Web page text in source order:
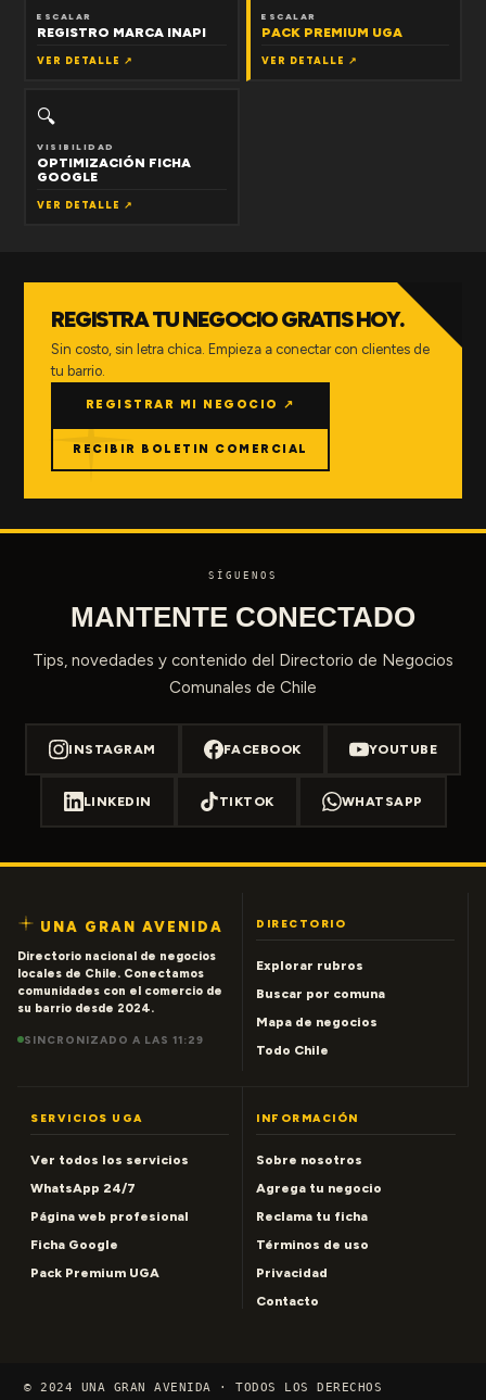
ESCALAR
REGISTRO MARCA INAPI
VER DETALLE ↗
ESCALAR
PACK PREMIUM UGA
VER DETALLE ↗
🔍
VISIBILIDAD
OPTIMIZACIÓN FICHA
GOOGLE
VER DETALLE ↗
REGISTRA TU NEGOCIO GRATIS HOY.
Sin costo, sin letra chica. Empieza a conectar con clientes de
tu barrio.
REGISTRAR MI NEGOCIO ↗
RECIBIR BOLETIN COMERCIAL
SÍGUENOS
MANTENTE CONECTADO
Tips, novedades y contenido del Directorio de Negocios
Comunales de Chile
INSTAGRAM FACEBOOK YOUTUBE
LINKEDIN TIKTOK WHATSAPP
UNA GRAN AVENIDA
Directorio nacional de negocios
locales de Chile. Conectamos
comunidades con el comercio de
su barrio desde 2024.
SINCRONIZADO A LAS 11:29
DIRECTORIO
Explorar rubros
Buscar por comuna
Mapa de negocios
Todo Chile
SERVICIOS UGA
Ver todos los servicios
WhatsApp 24/7
Página web profesional
Ficha Google
Pack Premium UGA
INFORMACIÓN
Sobre nosotros
Agrega tu negocio
Reclama tu ficha
Términos de uso
Privacidad
Contacto
© 2024 UNA GRAN AVENIDA · TODOS LOS DERECHOS